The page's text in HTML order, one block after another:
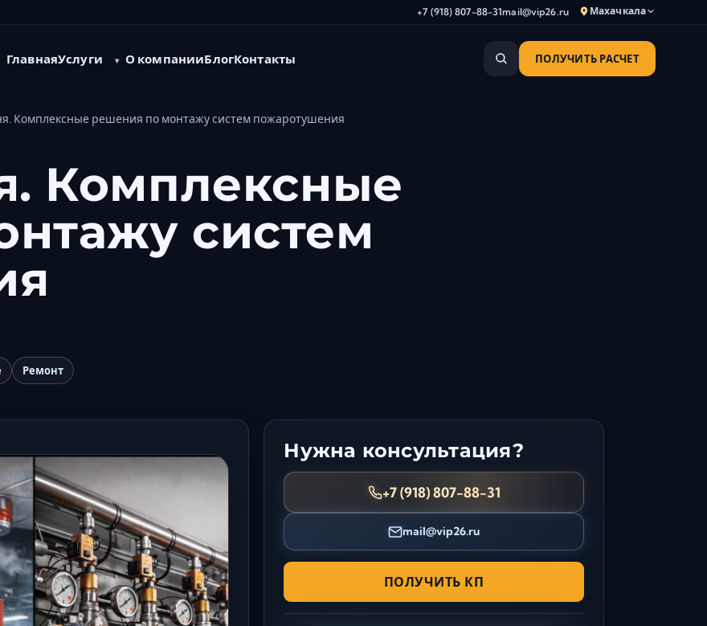
+7 (918) 807-88-31mail@vip26.ru Махачкала
Краснодар
Магас
Махачкала
Минеральные Воды
Нальчик
ГлавнаяУслуги О компанииБлогКонтакты ПОЛУЧИТЬ РАСЧЕТ
Комплексные решения по монтажу систем пожаротушения
Комплексные
систем
Ремонт
Нужна консультация?
+7 (918) 807-88-31
mail@vip26.ru
ПОЛУЧИТЬ КП